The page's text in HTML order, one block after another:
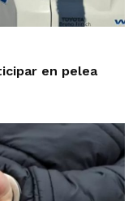
en pelea